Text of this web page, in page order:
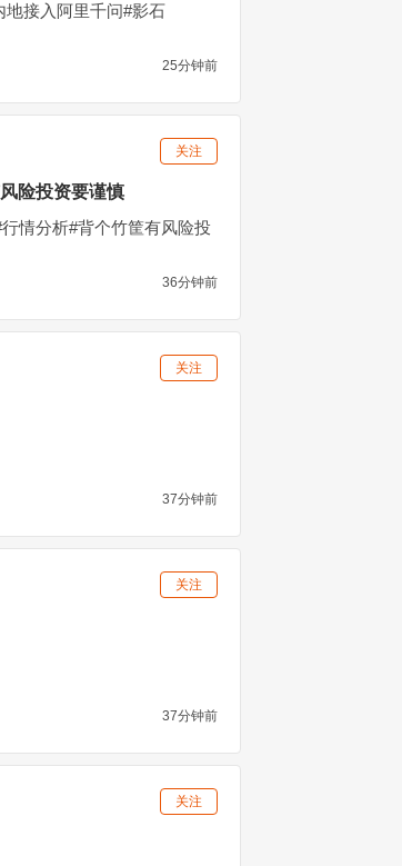
接入阿里千问#影石
25分钟前
关注
险投资要谨慎
情分析#背个竹筐有风险投
36分钟前
关注
37分钟前
关注
37分钟前
关注